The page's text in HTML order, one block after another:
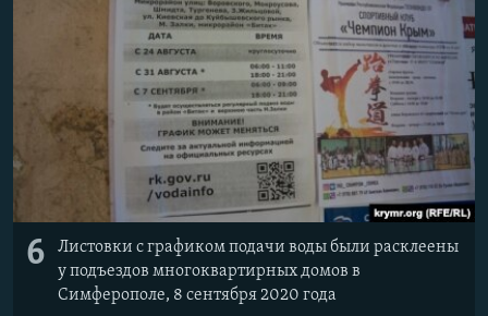
6
Листовки с графиком подачи воды были расклеены
у подъездов многоквартирных домов в
Симферополе, 8 сентября 2020 года